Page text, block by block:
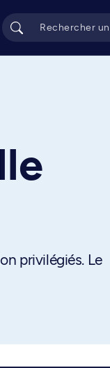
privilégiés. Le